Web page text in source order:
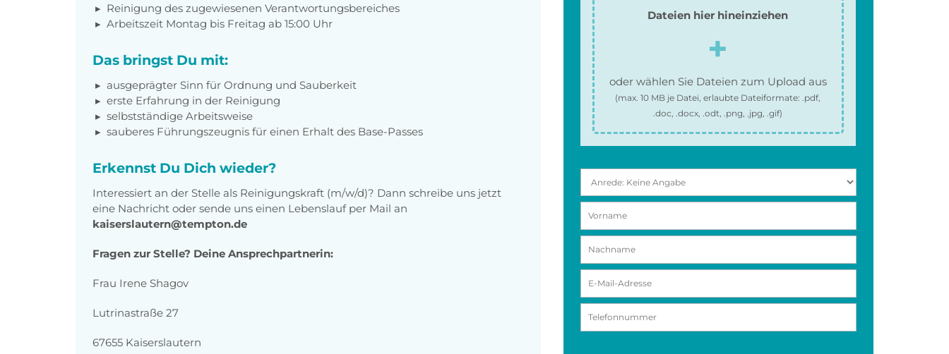
Reinigung des zugewiesenen Verantwortungsbereiches
Arbeitszeit Montag bis Freitag ab 15:00 Uhr
Das bringst Du mit:
ausgeprägter Sinn für Ordnung und Sauberkeit
erste Erfahrung in der Reinigung
selbstständige Arbeitsweise
sauberes Führungszeugnis für einen Erhalt des Base-Passes
Erkennst Du Dich wieder?
Interessiert an der Stelle als Reinigungskraft (m/w/d)? Dann schreibe uns jetzt
eine Nachricht oder sende uns einen Lebenslauf per Mail an
kaiserslautern@tempton.de
Fragen zur Stelle? Deine Ansprechpartnerin:
Frau Irene Shagov
Lutrinastraße 27
67655 Kaiserslautern
Dateien hier hineinziehen
oder wählen Sie Dateien zum Upload aus
(max.10 MB je Datei, erlaubte Dateiformate:.pdf,
.doc, .docx, .odt, .png, .jpg, .gif)